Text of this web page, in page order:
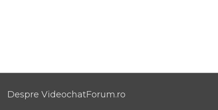
Despre VideochatForum.ro